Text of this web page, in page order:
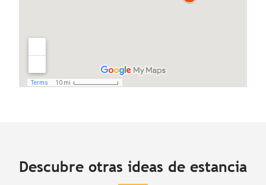
Descubre otras ideas de estancia